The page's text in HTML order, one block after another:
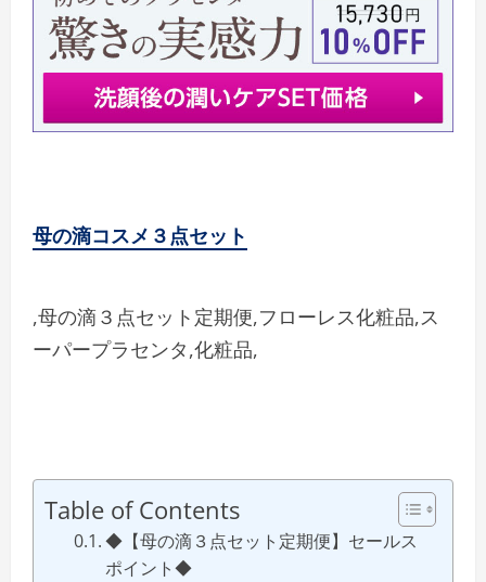
母の滴コスメ３点セット
,母の滴３点セット定期便,フローレス化粧品,ス
ーパープラセンタ,化粧品,
Table of Contents
◆【母の滴３点セット定期便】セールス
ポイント◆